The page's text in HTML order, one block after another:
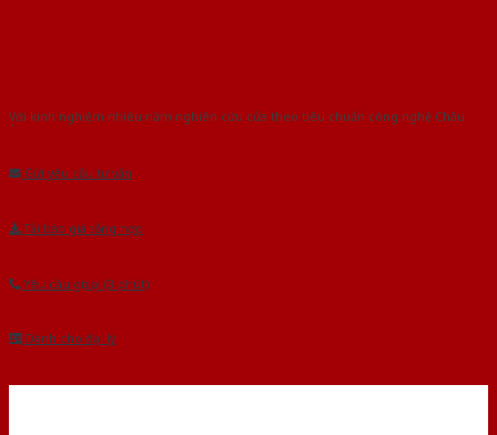
Với kinh nghiệm nhiêu năm nghiên cứu cửa theo tiêu chuẩn công nghệ Châu
Gửi yêu cầu tư vấn
Tải báo giá tổng hợp
Yêu cầu gọi lại (3 phút)
Dành cho đại lý